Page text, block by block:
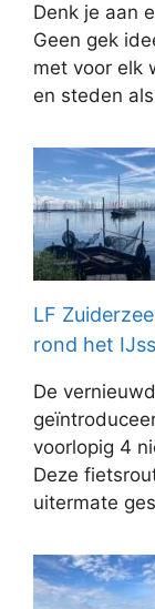
Denk je aan
Geen gek
met voor elk
en steden
LF
rond het
De
voorlopig 4
Deze
uitermate